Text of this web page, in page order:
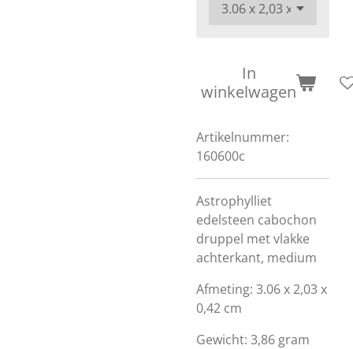
In
winkelwagen
Artikelnummer:
160600c
Astrophylliet
edelsteen cabochon
druppel met vlakke
achterkant, medium
Afmeting: 3.06 x 2,03 x
0,42 cm
Gewicht: 3,86 gram